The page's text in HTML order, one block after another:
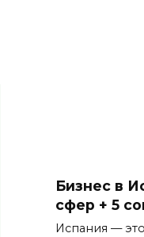
Бизнес в
сфер + 5
Испания —